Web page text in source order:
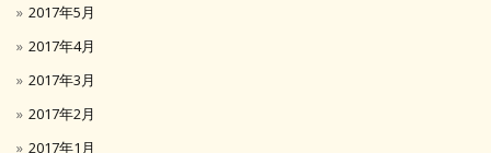
2017年5月
2017年4月
2017年3月
2017年2月
2017年1月